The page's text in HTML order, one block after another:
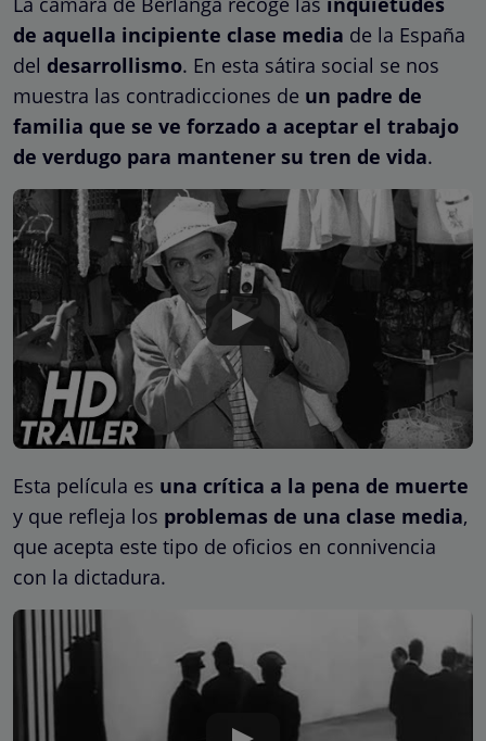
de aquella incipiente clase media de la España
del desarrollismo. En esta sátira social se nos
muestra las contradicciones de un padre de
familia que se ve forzado a aceptar el trabajo
de verdugo para mantener su tren de vida.
Esta película es una crítica a la pena de muerte
y que refleja los problemas de una clase media,
que acepta este tipo de oficios en connivencia
con la dictadura.